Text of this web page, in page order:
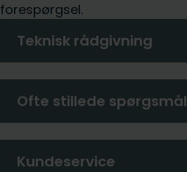
forespørgsel.
Teknisk rådgivning
Ofte stillede spørgsmål
Kundeservice